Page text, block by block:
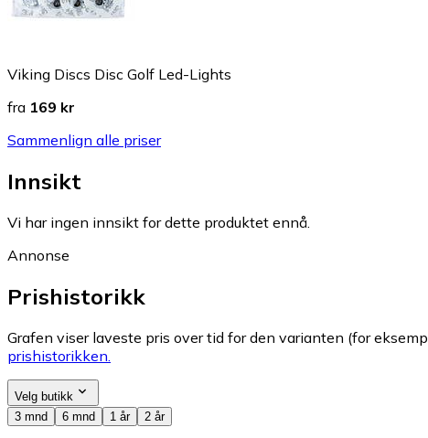
Viking Discs Disc Golf Led-Lights
fra 169 kr
Sammenlign alle priser
Innsikt
Vi har ingen innsikt for dette produktet ennå.
Annonse
Prishistorikk
Grafen viser laveste pris over tid for den varianten (for
prishistorikken.
Velg butikk
3 mnd
6 mnd 1 år 2 år